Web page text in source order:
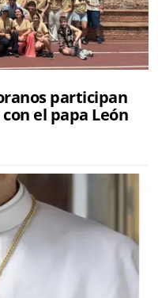
participan
el papa León